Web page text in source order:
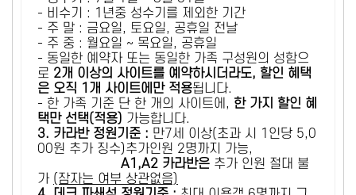
- 비수기 : 1년중 성수기를 제외한 기간
- 주 말 : 금요일, 토요일, 공휴일 전날
- 주 중 : 월요일 ~ 목요일, 공휴일
- 동일한 예약자 또는 동일한 가족 구성원의 성함으
로 2개 이상의 사이트를 예약하시더라도, 할인 혜택
은 오직 1개 사이트에만 적용됩니다.
- 한 가족 기준 단 한 개의 사이트에, 한 가지 할인 혜
택만 선택(적용) 가능합니다.
3. 카라반 정원기준 : 만7세 이상(초과 시 1인당 5,0
00원 추가 징수)추가인원 2명까지 가능,
A1,A2 카라반은 추가 인원 절대 불
가 (잠자는 여부 상관없음)